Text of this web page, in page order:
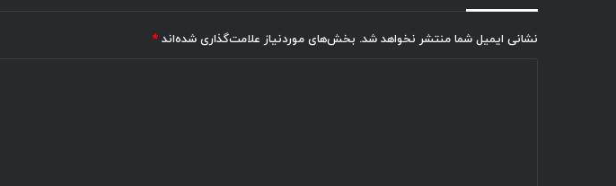
نشانی ایمیل شما منتشر نخواهد شد. بخش‌های موردنیاز علامت‌گذاری شده‌اند *